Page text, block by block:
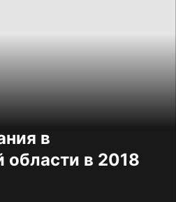
в
области в 2018